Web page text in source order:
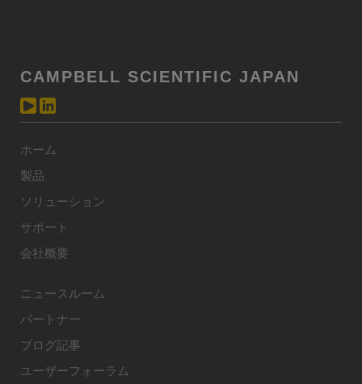
CAMPBELL SCIENTIFIC JAPAN
ホーム
製品
ソリューション
サポート
会社概要
ニュースルーム
パートナー
ブログ記事
ユーザーフォーラム